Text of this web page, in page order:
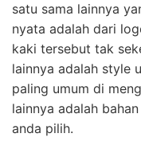
satu sama lainnya
nyata adalah dari
kaki tersebut tak
lainnya adalah style
paling umum di
lainnya adalah
anda pilih.